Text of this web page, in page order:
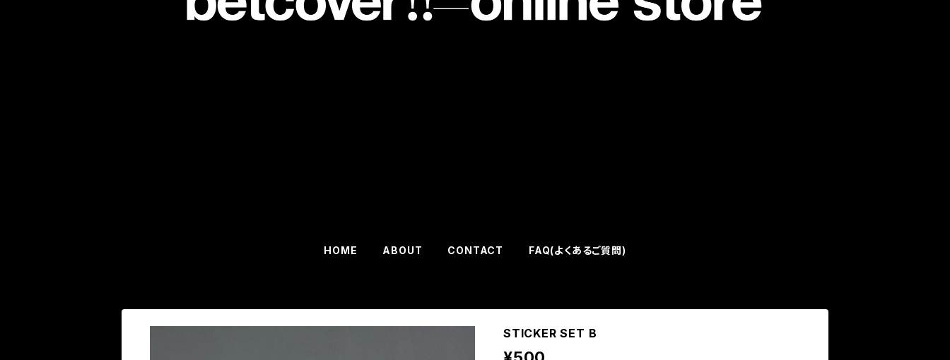
HOME ABOUT CONTACT FAQ(よくあるご質問)
STICKER SET B